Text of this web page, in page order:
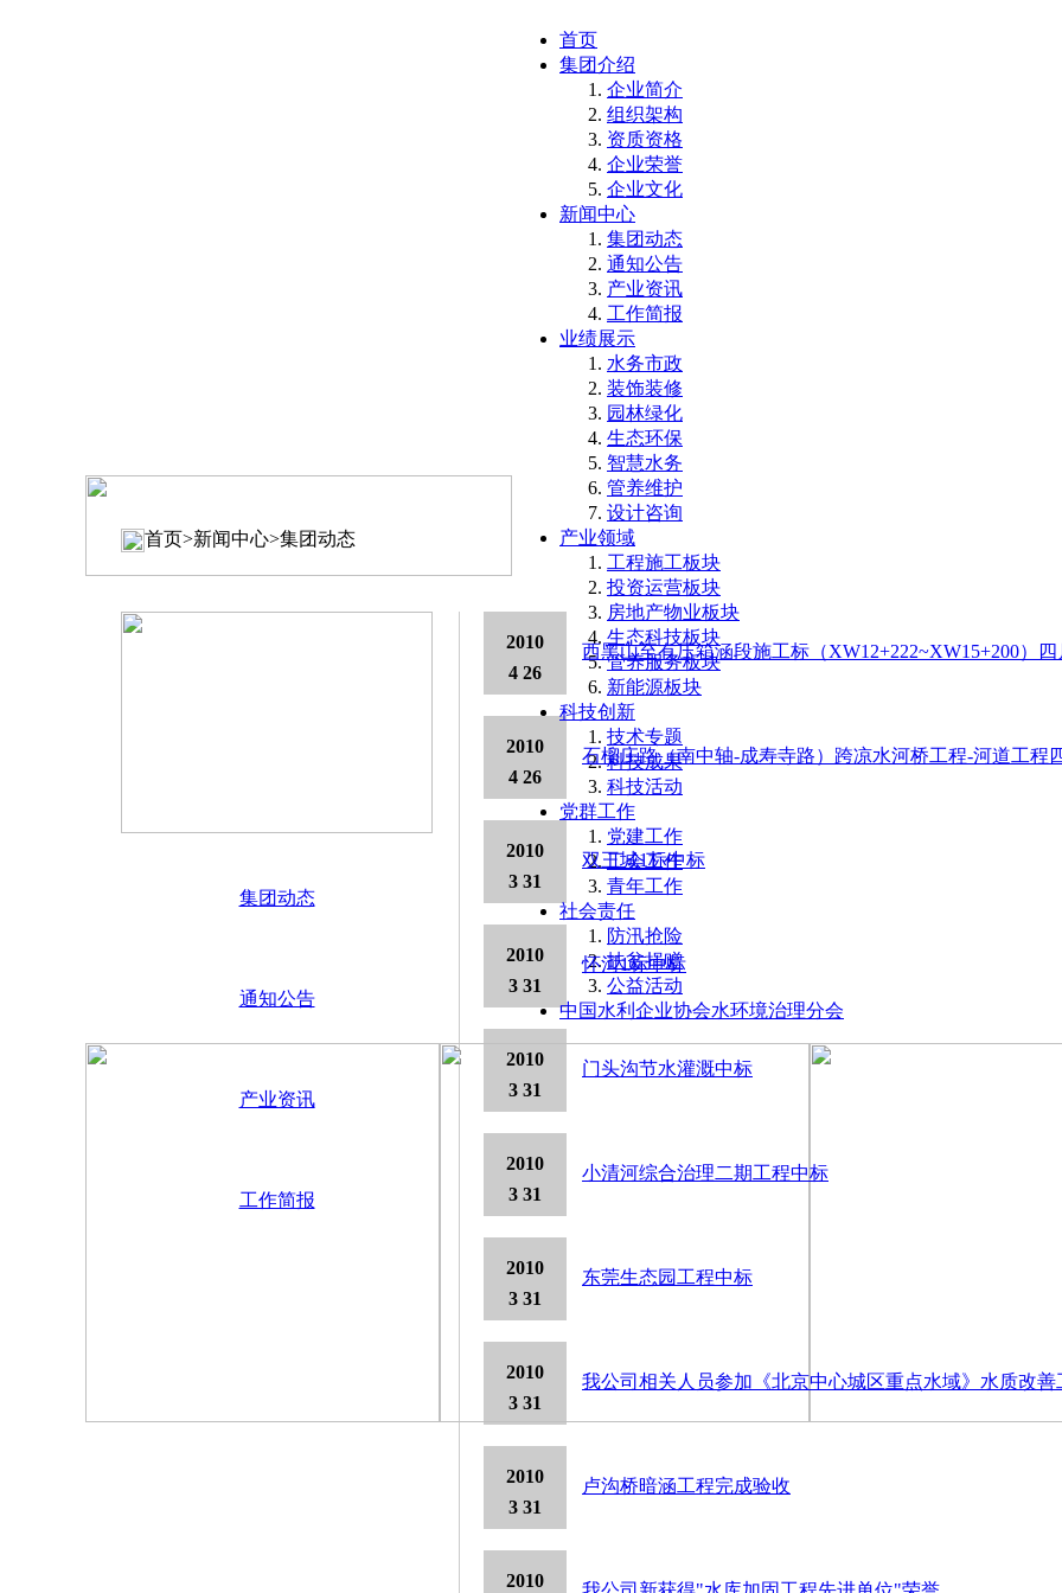
首页
集团介绍
企业简介
组织架构
资质资格
企业荣誉
企业文化
新闻中心
集团动态
通知公告
产业资讯
工作简报
业绩展示
水务市政
装饰装修
园林绿化
生态环保
智慧水务
管养维护
设计咨询
产业领域
工程施工板块
投资运营板块
房地产物业板块
生态科技板块
管养服务板块
新能源板块
科技创新
技术专题
科技成果
科技活动
党群工作
党建工作
工会工作
青年工作
社会责任
防汛抢险
扶贫捐赠
公益活动
中国水利企业协会水环境治理分会
首页>新闻中心>集团动态
集团动态
通知公告
产业资讯
工作简报
2010
西黑山至有压箱涵段施工标（XW12+222~XW15+200）
4 26
2010
石榴庄路（南中轴-成寿寺路）跨凉水河桥工程-河道工程
4 26
2010
双王城1标中标
3 31
2010
怀河1标中标
3 31
2010
门头沟节水灌溉中标
3 31
2010
小清河综合治理二期工程中标
3 31
2010
东莞生态园工程中标
3 31
2010
我公司相关人员参加《北京中心城区重点水域》水质改善
3 31
2010
卢沟桥暗涵工程完成验收
3 31
2010